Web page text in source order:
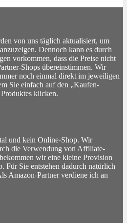
von uns täglich aktualisiert, um
Dennoch kann es durch
vorkommen, dass die Preise nicht
Shops übereinstimmen. Wir
noch einmal direkt im jeweiligen
Sie einfach auf den „Kaufen-
klicken.
und kein Online-Shop. Wir
die Verwendung von Affiliate-
wir eine kleine Provision
Für Sie entstehen dadurch natürlich
Amazon-Partner verdiene ich an